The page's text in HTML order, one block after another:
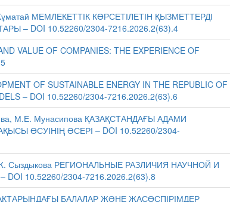
МЕМЛЕКЕТТІК КӨРСЕТІЛЕТІН ҚЫЗМЕТТЕРДІ
– DOI 10.52260/2304-7216.2026.2(63).4
VALUE OF COMPANIES: THE EXPERIENCE OF
OF SUSTAINABLE ENERGY IN THE REPUBLIC OF
– DOI 10.52260/2304-7216.2026.2(63).6
М.Е. Мунасипова ҚАЗАҚСТАНДАҒЫ АДАМИ
ӨСУІНІҢ ӘСЕРІ – DOI 10.52260/2304-
Сыздыкова РЕГИОНАЛЬНЫЕ РАЗЛИЧИЯ НАУЧНОЙ И
10.52260/2304-7216.2026.2(63).8
БАЛАЛАР ЖӘНЕ ЖАСӨСПІРІМДЕР